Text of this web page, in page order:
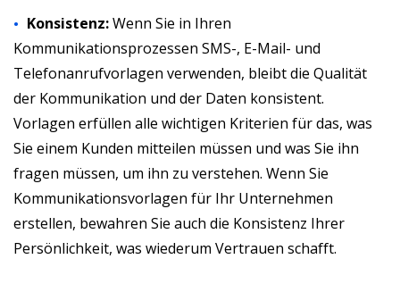
Konsistenz:Wenn Sie in Ihren
Kommunikationsprozessen SMS-, E-Mail- und
Telefonanrufvorlagen verwenden, bleibt die Qualität
der Kommunikation und der Daten konsistent.
Vorlagen erfüllen alle wichtigen Kriterien für das, was
Sie einem Kunden mitteilen müssen und was Sie ihn
fragen müssen, um ihn zu verstehen. Wenn Sie
Kommunikationsvorlagen für Ihr Unternehmen
erstellen, bewahren Sie auch die Konsistenz Ihrer
Persönlichkeit, was wiederum Vertrauen schafft.